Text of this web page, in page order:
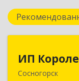
ИП
Сосногорск
ИП
169500, Коми